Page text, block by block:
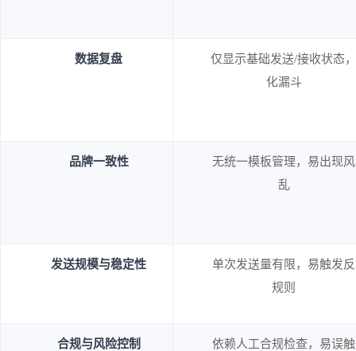
数据复盘
仅显示基础发送/接收状态
化漏斗
品牌一致性
无统一模板管理，易出现
乱
发送规模与稳定性
单次发送量有限，易触发
规则
合规与风险控制 依赖人工合规检查，易误